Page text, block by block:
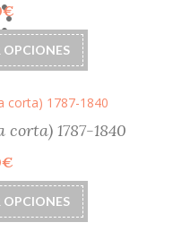
pueden
elegir
en
página
producto
€
OPCIONES
Este
producto
tiene
variantes.
Las
pueden
elegir
en
1787-1840
€
OPCIONES
Este
producto
tiene